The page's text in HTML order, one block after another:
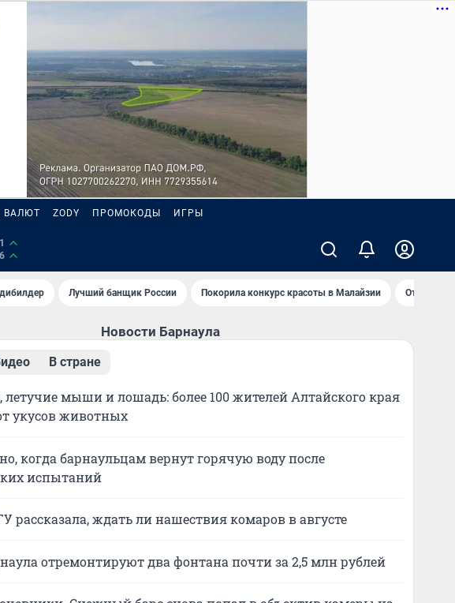
ВАЛЮТ ZODY ПРОМОКОДЫ ИГРЫ
Лучший банщик России Покорила конкурс красоты в Малайзии Открыл
Новости Барнаула
В стране
мыши и лошадь: более 100 жителей Алтайского края
укусов животных
когда барнаульцам вернут горячую воду после
испытаний
рассказала, ждать ли нашествия комаров в августе
отремонтируют два фонтана почти за 2,5 млн рублей